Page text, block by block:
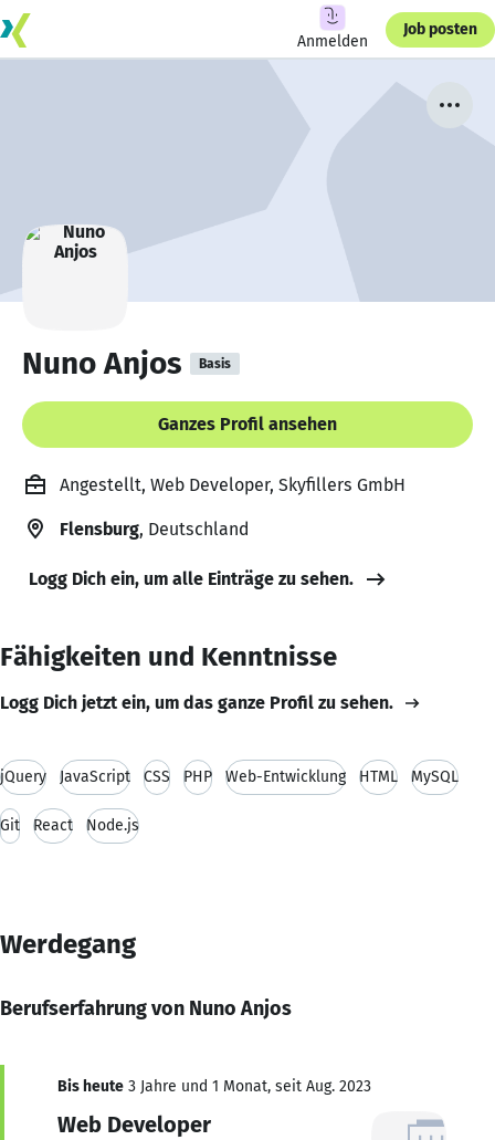
Anmelden
Job posten
Nuno Anjos Basis
Ganzes Profil ansehen
Angestellt, Web Developer, Skyfillers GmbH
Flensburg, Deutschland
Logg Dich ein, um alle Einträge zu sehen.
Fähigkeiten und Kenntnisse
Logg Dich jetzt ein, um das ganze Profil zu sehen.
jQuery JavaScript CSS PHP Web-Entwicklung HTML MySQL
Git React Node.js
Werdegang
Berufserfahrung von Nuno Anjos
Bis heute 3 Jahre und 1 Monat, seit Aug. 2023
Web Developer